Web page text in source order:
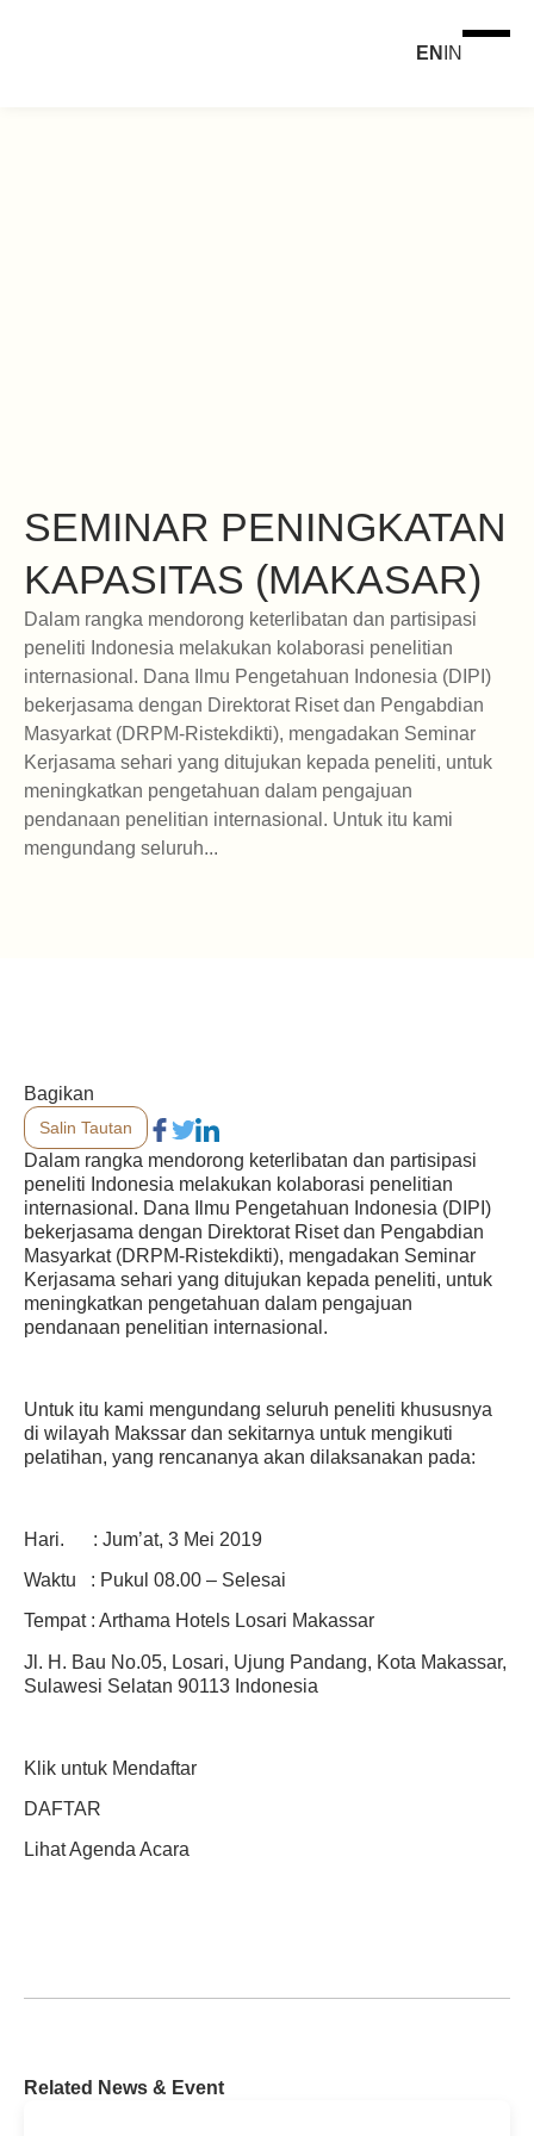
EN IN
SEMINAR PENINGKATAN
KAPASITAS (MAKASAR)
Dalam rangka mendorong keterlibatan dan partisipasi
peneliti Indonesia melakukan kolaborasi penelitian
internasional. Dana Ilmu Pengetahuan Indonesia (DIPI)
bekerjasama dengan Direktorat Riset dan Pengabdian
Masyarkat (DRPM-Ristekdikti), mengadakan Seminar
Kerjasama sehari yang ditujukan kepada peneliti, untuk
meningkatkan pengetahuan dalam pengajuan
pendanaan penelitian internasional. Untuk itu kami
mengundang seluruh...
Dalam rangka mendorong keterlibatan dan partisipasi
peneliti Indonesia melakukan kolaborasi penelitian
internasional. Dana Ilmu Pengetahuan Indonesia (DIPI)
bekerjasama dengan Direktorat Riset dan Pengabdian
Masyarkat (DRPM-Ristekdikti), mengadakan Seminar
Kerjasama sehari yang ditujukan kepada peneliti, untuk
meningkatkan pengetahuan dalam pengajuan
pendanaan penelitian internasional.
Untuk itu kami mengundang seluruh peneliti khususnya
di wilayah Makssar dan sekitarnya untuk mengikuti
pelatihan, yang rencananya akan dilaksanakan pada:
Hari. : Jum’at, 3 Mei 2019
Waktu : Pukul 08.00 – Selesai
Tempat : Arthama Hotels Losari Makassar
Jl. H. Bau No.05, Losari, Ujung Pandang, Kota Makassar,
Sulawesi Selatan 90113 Indonesia
Klik untuk Mendaftar
DAFTAR
Lihat Agenda Acara
Bagikan
Salin Tautan
Related News & Event